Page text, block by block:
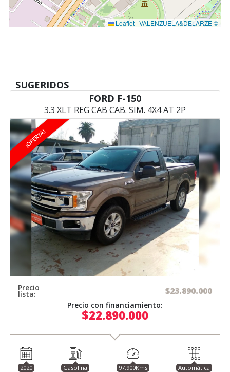
Leaflet | VALENZUELA&DELARZE ©
SUGERIDOS
FORD F-150
3.3 XLT REG CAB CAB. SIM. 4X4 AT 2P
¡OFERTA!
Precio
lista: $23.890.000
Precio con financiamiento:
$22.890.000
2020 Gasolina 97.900Kms Automática